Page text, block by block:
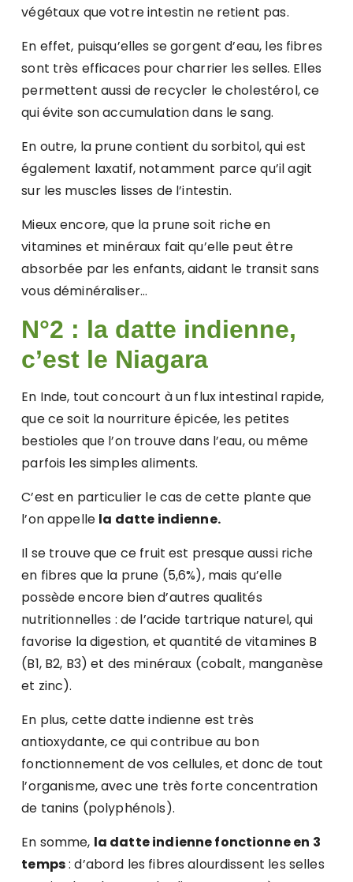
végétaux que votre intestin ne retient pas.
En effet, puisqu’elles se gorgent d’eau, les fibres
sont très efficaces pour charrier les selles. Elles
permettent aussi de recycler le cholestérol, ce
qui évite son accumulation dans le sang.
En outre, la prune contient du sorbitol, qui est
également laxatif, notamment parce qu’il agit
sur les muscles lisses de l’intestin.
Mieux encore, que la prune soit riche en
vitamines et minéraux fait qu’elle peut être
absorbée par les enfants, aidant le transit sans
vous déminéraliser…
N°2 : la datte indienne,
c’est le Niagara
En Inde, tout concourt à un flux intestinal rapide,
que ce soit la nourriture épicée, les petites
bestioles que l’on trouve dans l’eau, ou même
parfois les simples aliments.
C’est en particulier le cas de cette plante que
l’on appelle la datte indienne.
Il se trouve que ce fruit est presque aussi riche
en fibres que la prune (5,6%), mais qu’elle
possède encore bien d’autres qualités
nutritionnelles : de l’acide tartrique naturel, qui
favorise la digestion, et quantité de vitamines B
(B1, B2, B3) et des minéraux (cobalt, manganèse
et zinc).
En plus, cette datte indienne est très
antioxydante, ce qui contribue au bon
fonctionnement de vos cellules, et donc de tout
l’organisme, avec une très forte concentration
de tanins (polyphénols).
En somme, la datte indienne fonctionne en 3
temps: d’abord les fibres alourdissent les selles